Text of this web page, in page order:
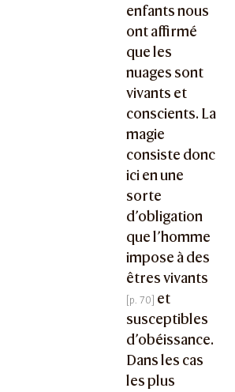
enfants nous
ont affirmé
que les
nuages sont
vivants et
conscients. La
magie
consiste donc
ici en une
sorte
d’obligation
que l’homme
impose à des
êtres vivants
et
susceptibles
d’obéissance.
Dans les cas
les plus